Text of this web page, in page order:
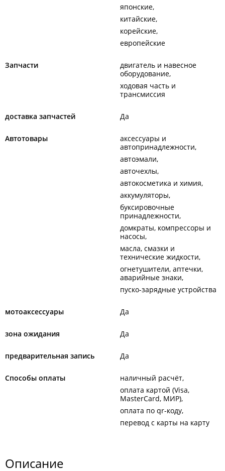
японские
китайские
корейские
европейские
Запчасти
двигатель и навесное
оборудование
ходовая часть и
трансмиссия
доставка запчастей Да
Автотовары
аксессуары и
автопринадлежности
автоэмали
авточехлы
автокосметика и химия
аккумуляторы
буксировочные
принадлежности
домкраты, компрессоры и
насосы
масла, смазки и
технические жидкости
огнетушители, аптечки,
аварийные знаки
пуско-зарядные устройства
мотоаксессуары Да
зона ожидания Да
предварительная запись Да
Способы оплаты
наличный расчёт
оплата картой (Visa,
MasterCard, МИР)
оплата по qr-коду
перевод с карты на карту
Описание